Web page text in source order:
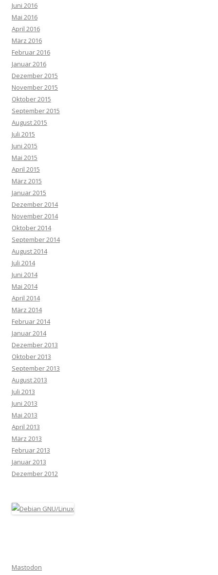
Juni 2016
Mai 2016
April 2016
März 2016
Februar 2016
Januar 2016
Dezember 2015
November 2015
Oktober 2015
September 2015
August 2015
Juli 2015
Juni 2015
Mai 2015
April 2015
März 2015
Januar 2015
Dezember 2014
November 2014
Oktober 2014
September 2014
August 2014
Juli 2014
Juni 2014
Mai 2014
April 2014
März 2014
Februar 2014
Januar 2014
Dezember 2013
Oktober 2013
September 2013
August 2013
Juli 2013
Juni 2013
Mai 2013
April 2013
März 2013
Februar 2013
Januar 2013
Dezember 2012
Mastodon